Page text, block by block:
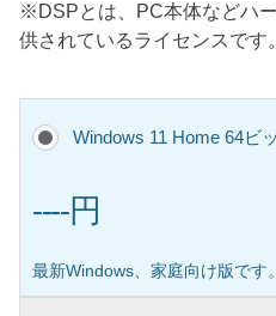
※DSPとは、PC本体などハ
供されているライセンスです。
Windows 11 Home 64ビ
----円
最新Windows、家庭向け版です。